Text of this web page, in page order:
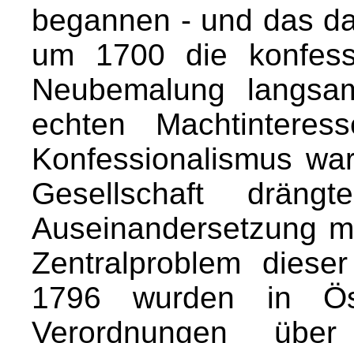
begannen - und das
um 1700 die
Neubemalung
echten
Konfessionalismus
Gesellschaft
Auseinandersetzung
Zentralproblem
1796 wurden in
Verordnungen über